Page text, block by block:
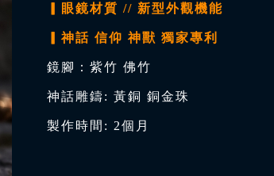
▎眼鏡材質 // 新型外觀機能
▎神話 信仰 神獸 獨家專利
鏡腳：紫竹 佛竹
神話雕鑄: 黃銅 銅金珠
製作時間: 2個月